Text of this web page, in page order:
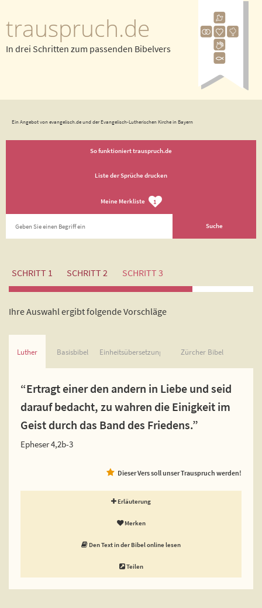
trauspruch.de
In drei Schritten zum passenden Bibelvers
Ein Angebot von evangelisch.de und der Evangelisch-Lutherischen Kirche in Bayern
So funktioniert trauspruch.de
Liste der Sprüche drucken
Meine Merkliste 1
SCHRITT 1 SCHRITT 2 SCHRITT 3
Ihre Auswahl ergibt folgende Vorschläge
Luther Basisbibel Einheitsübersetzung Zürcher Bibel
“Ertragt einer den andern in Liebe und seid
darauf bedacht, zu wahren die Einigkeit im
Geist durch das Band des Friedens.”
Epheser 4,2b-3
Dieser Vers soll unser Trauspruch werden!
Erläuterung
Merken
Den Text in der Bibel online lesen
Teilen